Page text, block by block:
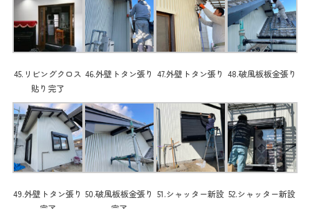
45.リビングクロス
貼り完了
46.外壁トタン張り 47.外壁トタン張り 48.破風板板金張り
49.外壁トタン張り 50.破風板板金張り 51.シャッター新設 52.シャッター新設